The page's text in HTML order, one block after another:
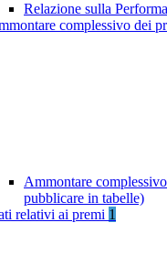
Relazione sulla
complessivo dei
Ammontare
pubblicare in tabelle)
relativi ai premi 1